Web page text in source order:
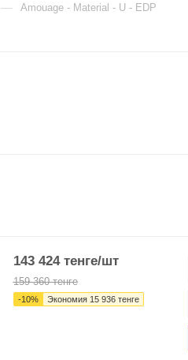
— Amouage - Material - U - EDP
143 424тенге/шт
159 360тенге
-10% Экономия 15 936тенге